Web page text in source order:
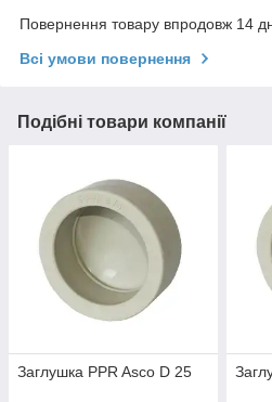
Повернення товару впродовж 14
Всі умови повернення
Подібні товари компанії
Заглушка PPR Asco D 25